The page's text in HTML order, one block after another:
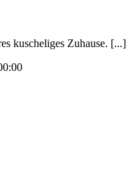
kuscheliges Zuhause. [...]